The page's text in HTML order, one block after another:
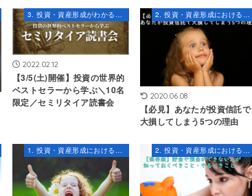
3. 投資・資産形成がわかるセミナー・コンテンツ
2022.02.12
【3/5(土)開催】投資の世界的
ベストセラーから学ぶ＼10名
限定／セミリタイア読書会
2. 投資・資産形成における知識とスキル
2020.06.08
【必見】あなたが投資信託で
大損してしまう5つの理由
1. 投資・資産形成におけるマインドセット 2. 投資・資産形成における知識とスキル